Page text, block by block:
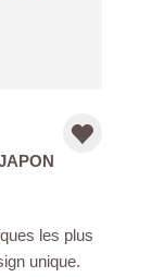
les plus
unique.